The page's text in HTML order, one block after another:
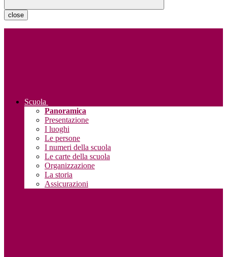
close
Scuola
Panoramica
Presentazione
I luoghi
Le persone
I numeri della scuola
Le carte della scuola
Organizzazione
La storia
Assicurazioni